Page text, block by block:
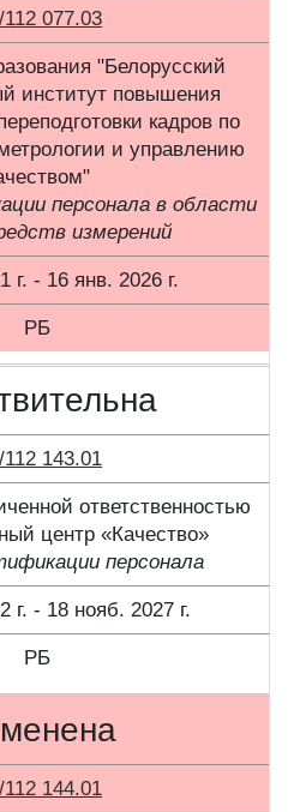
112 077.03
"Белорусский
институт повышения
кадров по
и управлению
персонала в области
измерений
г. - 16 янв. 2026 г.
РБ
112 143.01
ответственностью
центр «Качество»
персонала
г. - 18 нояб. 2027 г.
РБ
112 144.01